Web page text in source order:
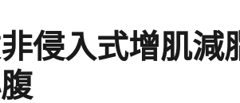
侵入式增肌減